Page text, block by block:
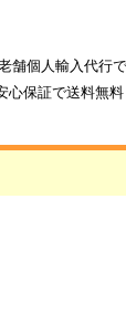
個人輸入代行
保証で送料無料